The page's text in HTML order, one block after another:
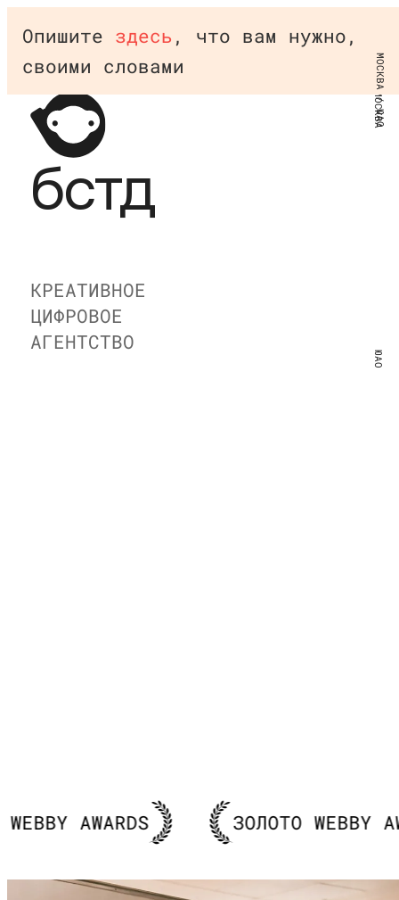
бстд
КРЕАТИВНОЕ
ЦИФРОВОЕ
АГЕНТСТВО
МОСКВА
ЮАО
ЗОЛОТО WEBBY AWARDS
Опишите здесь , что вам нужно,
своими словами
МОСКВА / ЮАО